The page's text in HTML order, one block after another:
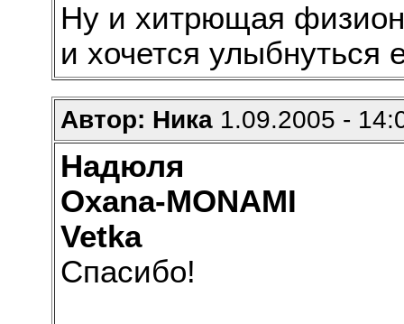
Ну и хитрющая
и хочется улыбнуться
Автор: Ника1.09.2005 -
Надюля
Oxana-MONAMI
Vetka
Спасибо!